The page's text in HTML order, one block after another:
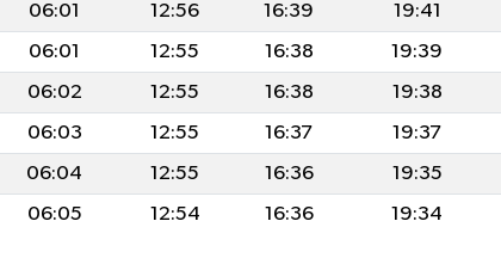
06:01 12:56 16:39 19:41
06:01 12:55 16:38 19:39
06:02 12:55 16:38 19:38
06:03 12:55 16:37 19:37
06:04 12:55 16:36 19:35
06:05 12:54 16:36 19:34